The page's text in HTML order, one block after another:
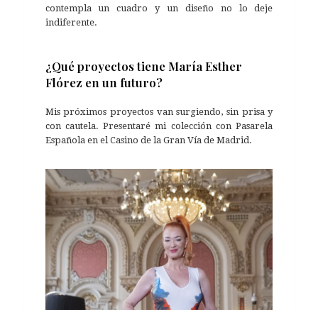
contempla un cuadro y un diseño no lo deje
indiferente.
¿Qué proyectos tiene María Esther
Flórez en un futuro?
Mis próximos proyectos van surgiendo, sin prisa y
con cautela. Presentaré mi colección con Pasarela
Española en el Casino de la Gran Vía de Madrid.